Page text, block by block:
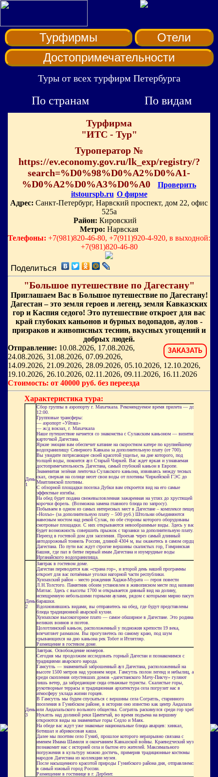
Турфирмы
Отели
Достопримечательности
Туры от всех турфирм Петербурга
По странам По видам
Турфирма
"ИТС - Тур"
Туроператор №
https://ev.economy.gov.ru/lk_exp/registry/?
search=%D0%98%D0%A2%D0%A1-
%D0%A2%D0%A3%D0%A0
Проверить
itstourspb.ru О фирме
Адрес: Санкт-Петербург, Нарвский проспект, дом 22, офис
525а
Район: Кировский
Метро: Нарвская
Телефоны: +7(981)820-46-80, +7(911)920-4-920, в выходной:
+7(981)820-46-80
Поделиться
"Большое путешествие по Дагестану"
Приглашаем Вас в Большое путешествие по Дагестану!
Дагестан – это земля героев и легенд, земля Кавказских
гор и Каспия седого! Это путешествие откроет для вас
край глубоких каньонов и бурных водопадов, аулов -
призраков и живописных теснин, вкусных угощений и
добрых людей.
ЗАКАЗАТЬ
Отправление: 10.08.2026, 17.08.2026,
24.08.2026, 31.08.2026, 07.09.2026,
14.09.2026, 21.09.2026, 28.09.2026, 05.10.2026, 12.10.2026,
19.10.2026, 26.10.2026, 02.11.2026, 09.11.2026, 16.11.2026
Стоимость: от 40000 руб. без переезда
Характеристика тура:
День
1
Сбор группы в аэропорту г. Махачкала. Рекомендуемое время прилета — до
12:00.
Групповые трансферы:
— аэропорт «Уйташ»
— ж/д вокзал, г. Махачкала
Наше путешествие начнется со знакомства с Сулакским каньоном — визитной
карточкой Дагестана.
Яркие эмоции вам обеспечит катание на скоростном катере по крупнейшему
водохранилищу Северного Кавказа за дополнительную плату (от 700).
Вы увидите потрясающее своей красотой ущелье, на дне которого, под
толщей воды, покоится аул Старый Чиркей. Вас ждет яркая и узнаваемая
достопримечательность Дагестана, самый глубокий каньон в Европе.
Знаменитая зелёная ленточка Сулакского каньона, извиваясь между тесных
скал, сверкая на солнце несет свои воды от плотины Чиркейской ГЭС до
Миатлинской плотины.
С обзорной площадки поселка Дубки вам откроется вид на его самые
эффектные изгибы.
На обед будет подана свежевыловленная зажаренная на углях до хрустящей
корочки форель. (Возможна замена главного блюда по запросу).
Побываем в одном из самых интересных мест в Дагестане – комплексе пещер
«Нохъо» (за дополнительную плату – 500 руб.) Штольни объединяются
навесным мостом над рекой Сулак, по обе стороны которого оборудованы
смотровые площадки. С них открываются невообразимые виды. Здесь у вас
будет возможность совершить прыжок с тарзанки за дополнительную плату.
Переезд в гостевой дом для заселения. Проехав через самый длинный
автодорожный тоннель России, длиной 4304 м, вы окажетесь в самом сердце
Дагестана. По пути вас ждут строгие вершины скалистых гор, Гимринская
башня, где пал в битве первый имам Дагестана и изумрудные воды
Ирганайского водохранилища.
День
2
Завтрак в гостевом доме.
Дагестан переводится как «страна гор», и второй день нашей программы
откроет для вас потаённые уголки нагорной части республики.
Хунзахский район – место рождения Хаджи-Мурата — героя повести
Л.Н.Толстого . Памятник обоим установлен в живописном месте под названием
Матлас . Здесь с высоты 1700 м открывается дивный вид на долину,
испещренную небольшими горными аулами, рядом с которыми мирно пасутся
барашки.
Вдохновившись видами, вы отправитесь на обед, где будут представлены
блюда традиционной аварской кухни.
Хунзахское высокогорное плато — самое обширное в Дагестане. Это родина
великих воинов и поэтов.
Цолотлинский каньон, расположенный у подножия крепости 19 века,
впечатляет размахом. Вы прогуляетесь по самому краю, под шум
срывающихся на дно каньона рек Тоботи Итлятляр
Размещение в гостевом доме.
День
3
Завтрак. Освобождение номеров.
Сегодня мы продолжим исследовать горный Дагестан и познакомимся с
традициями аварского народа.
Гамсутль — знаменитый заброшенный аул Дагестана, расположенный на
высоте 1500 метров над уровнем моря. Гамсутль полон легенд и небылиц, а
среди скопления опустевших домов «дагестанского Мачу-Пикчу» гуляют
лишь ветер, да забредающие сюда отважные туристы. Скалистые горы,
рукотворные террасы и традиционная архитектура села погрузит нас в
атмосферу уклада жизни горцев.
В Гамсутль мы будем спускаться с вершины села Согратль, старинного
поселения в Гунибском районе, в истории оно известно как центр Андалала
или Андалальского вольного общества. Согратль раскинулся среди гор хребта
Нукатль над долиной реки Цамтичай , во время подъема на вершину
откроются виды на знаменитые горы Седло и Маяк.
На обеде вас ждут уже знакомые национальные блюда аварцев: хинкал,
ботишал и абрикосовая каша.
Далее мы посетим село Гуниб, прошлое которого неразрывно связана с
именем Имама Шамиля и окончанием Кавказской войны. Краеведческий музей
познакомит нас с историей села и бытом его жителей. Максимального
погружения в культуру можно достичь, примерив традиционные костюмы
народов Дагестана из коллекции музея.
После насыщенного красотой природы Гунибского района дня, отправляемся
в самый южный город России.
Размещение в гостинице в г. Дербент.